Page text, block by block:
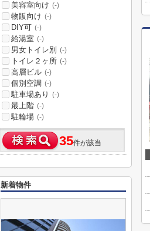
美容室向け (-)
物販向け (-)
DIY可 (-)
給湯室 (-)
男女トイレ別 (-)
トイレ２ヶ所 (-)
高層ビル (-)
個別空調 (-)
駐車場あり (-)
最上階 (-)
駐輪場 (-)
35件が該当
新着物件